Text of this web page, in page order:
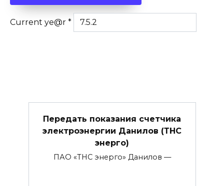
Current ye@r *
Передать показания счетчика
электроэнергии Данилов (ТНС
энерго)
ПАО «ТНС энерго» Данилов —